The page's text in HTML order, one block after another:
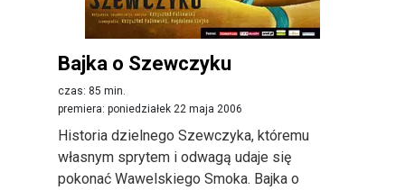
Bajka o Szewczyku
czas: 85 min.
premiera: poniedziałek 22 maja 2006
Historia dzielnego Szewczyka, któremu
własnym sprytem i odwagą udaje się
pokonać Wawelskiego Smoka. Bajka o